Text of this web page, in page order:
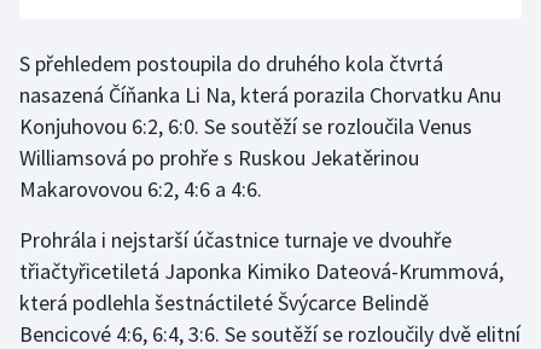
S přehledem postoupila do druhého kola čtvrtá
nasazená Číňanka Li Na, která porazila Chorvatku Anu
Konjuhovou 6:2, 6:0. Se soutěží se rozloučila Venus
Williamsová po prohře s Ruskou Jekatěrinou
Makarovovou 6:2, 4:6 a 4:6.
Prohrála i nejstarší účastnice turnaje ve dvouhře
třiačtyřicetiletá Japonka Kimiko Dateová-Krummová,
která podlehla šestnáctileté Švýcarce Belindě
Bencicové 4:6, 6:4, 3:6. Se soutěží se rozloučily dvě elitní